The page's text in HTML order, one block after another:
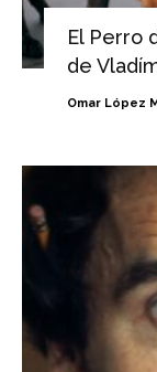
El Perro
de
Omar López